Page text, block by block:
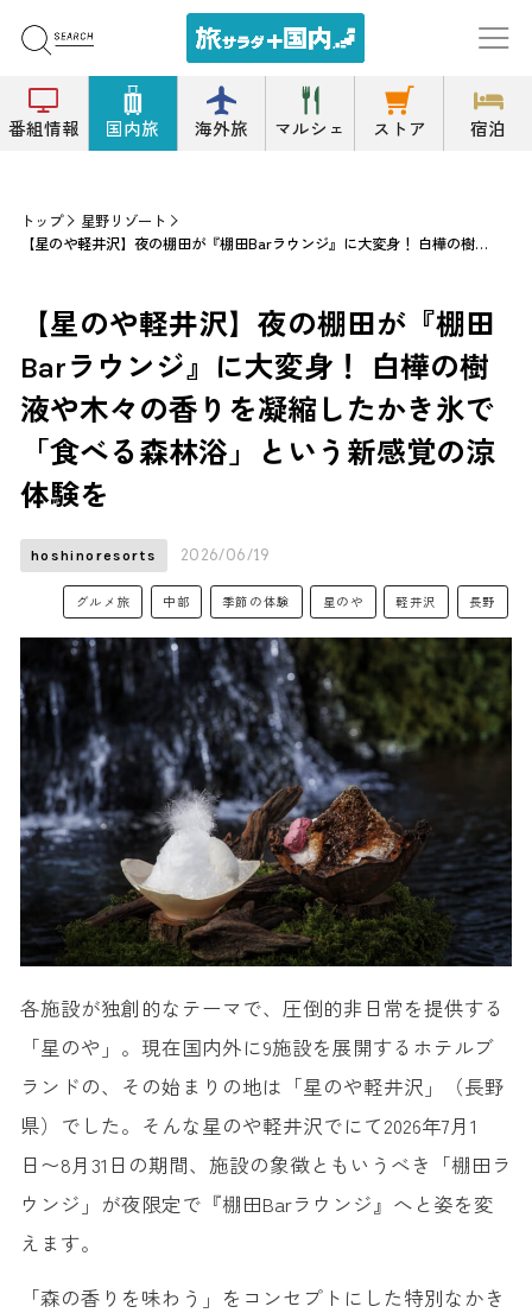
番組情報 国内旅 海外旅 マルシェ ストア 宿泊
トップ
星野リゾート
【星のや軽井沢】夜の棚田が『棚田Barラウンジ』に大変身！ 白樺の樹液や木々の香りを凝縮したかき氷で「食べる森林浴」という新感覚の涼体験を
【星のや軽井沢】夜の棚田が『棚田
Barラウンジ』に大変身！ 白樺の樹
液や木々の香りを凝縮したかき氷で
「食べる森林浴」という新感覚の涼
体験を
hoshinoresorts 2026/06/19
グルメ旅 中部 季節の体験 星のや 軽井沢 長野
各施設が独創的なテーマで、圧倒的非日常を提供する
「星のや」。現在国内外に9施設を展開するホテルブ
ランドの、その始まりの地は「星のや軽井沢」（長野
県）でした。そんな星のや軽井沢でにて2026年7月1
日〜8月31日の期間、施設の象徴ともいうべき「棚田ラ
ウンジ」が夜限定で『棚田Barラウンジ』へと姿を変
えます。
「森の香りを味わう」をコンセプトにした特別なかき